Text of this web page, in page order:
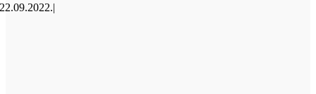
22.09.2022.|